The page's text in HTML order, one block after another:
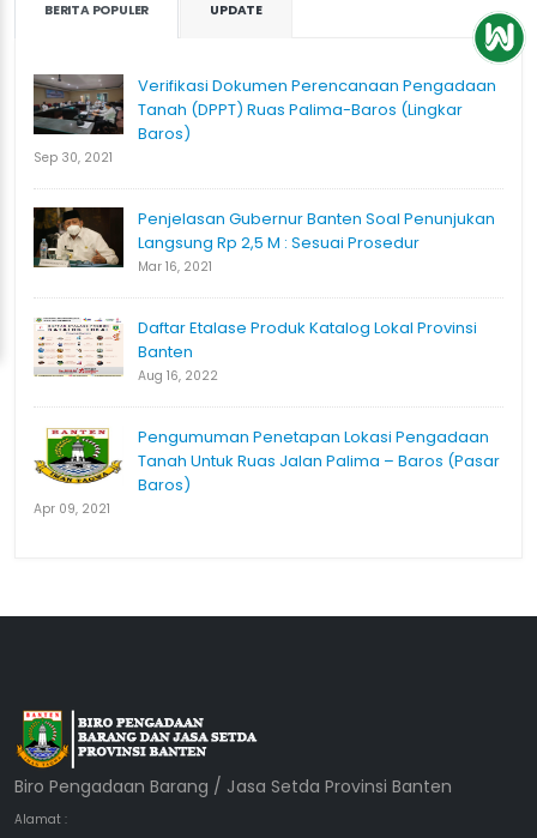
BERITA POPULER UPDATE
Verifikasi Dokumen Perencanaan Pengadaan
Tanah (DPPT) Ruas Palima-Baros (Lingkar
Baros)
Sep 30, 2021
Penjelasan Gubernur Banten Soal Penunjukan
Langsung Rp 2,5 M : Sesuai Prosedur
Mar 16, 2021
Daftar Etalase Produk Katalog Lokal Provinsi
Banten
Aug 16, 2022
Pengumuman Penetapan Lokasi Pengadaan
Tanah Untuk Ruas Jalan Palima – Baros (Pasar
Baros)
Apr 09, 2021
Biro Pengadaan Barang / Jasa Setda Provinsi Banten
Alamat :